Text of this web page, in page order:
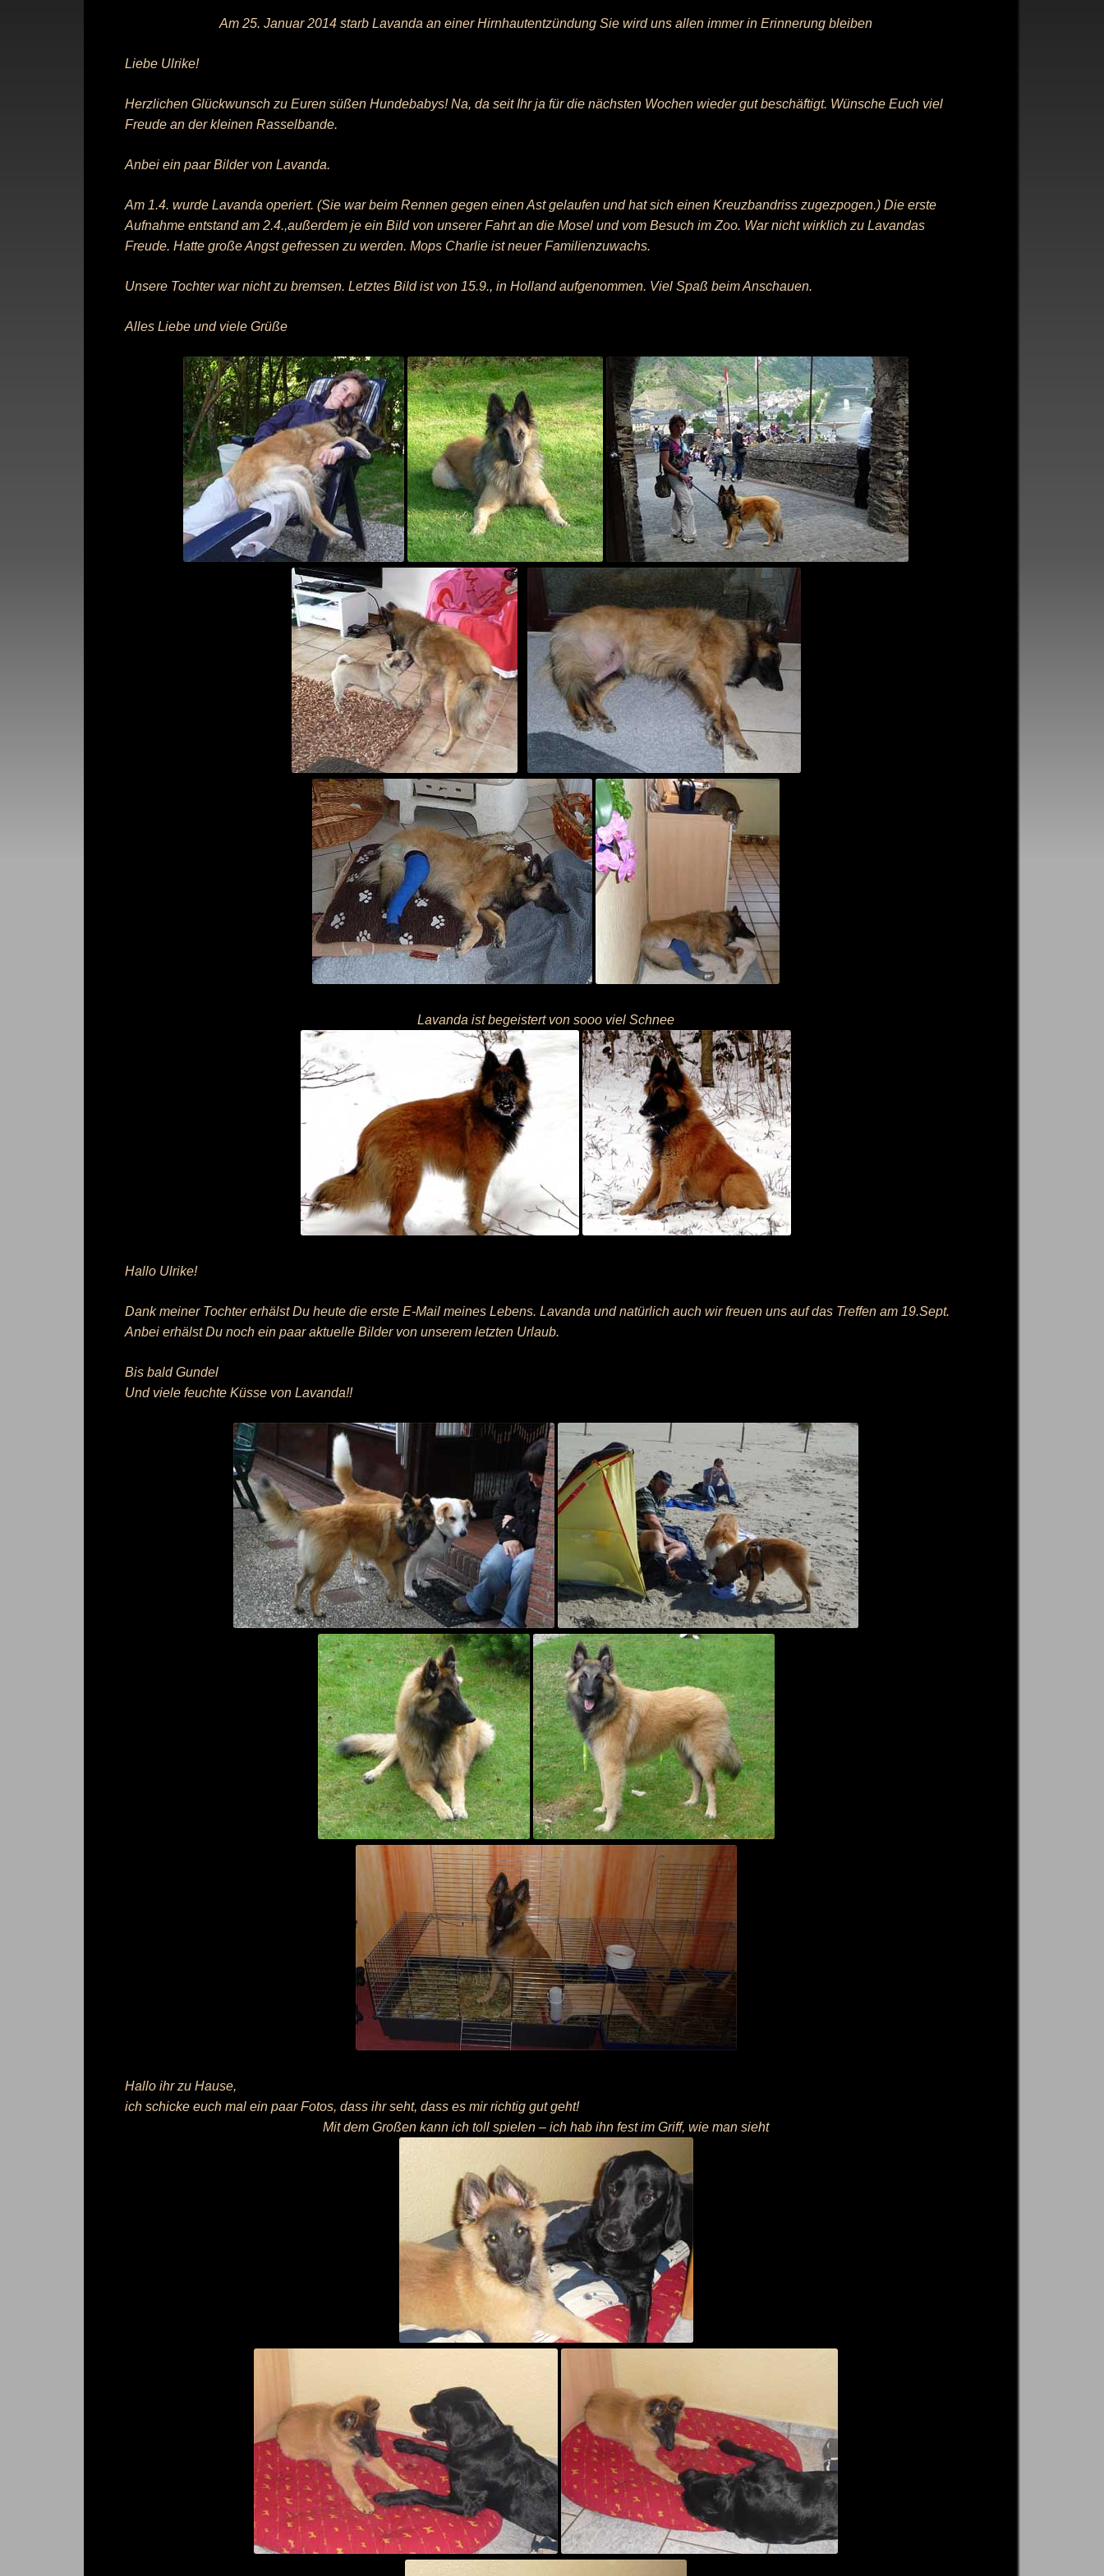
Am 25. Januar 2014 starb Lavanda an einer Hirnhautentzündung Sie wird uns allen immer in Erinnerung bleiben
Liebe Ulrike!
Herzlichen Glückwunsch zu Euren süßen Hundebabys! Na, da seit Ihr ja für die nächsten Wochen wieder gut beschäftigt. Wünsche Euch viel
Freude an der kleinen Rasselbande.
Anbei ein paar Bilder von Lavanda.
Am 1.4. wurde Lavanda operiert. (Sie war beim Rennen gegen einen Ast gelaufen und hat sich einen Kreuzbandriss zugezpogen.) Die erste
Aufnahme entstand am 2.4.,außerdem je ein Bild von unserer Fahrt an die Mosel und vom Besuch im Zoo. War nicht wirklich zu Lavandas
Freude. Hatte große Angst gefressen zu werden. Mops Charlie ist neuer Familienzuwachs.
Unsere Tochter war nicht zu bremsen. Letztes Bild ist von 15.9., in Holland aufgenommen. Viel Spaß beim Anschauen.
Alles Liebe und viele Grüße
Lavanda ist begeistert von sooo viel Schnee
Hallo Ulrike!
Dank meiner Tochter erhälst Du heute die erste E-Mail meines Lebens. Lavanda und natürlich auch wir freuen uns auf das Treffen am 19.Sept.
Anbei erhälst Du noch ein paar aktuelle Bilder von unserem letzten Urlaub.
Bis bald Gundel
Und viele feuchte Küsse von Lavanda!!
Hallo ihr zu Hause,
ich schicke euch mal ein paar Fotos, dass ihr seht, dass es mir richtig gut geht!
Mit dem Großen kann ich toll spielen – ich hab ihn fest im Griff, wie man sieht